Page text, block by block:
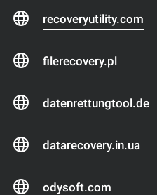
recoveryutility.com
filerecovery.pl
datenrettungtool.de
datarecovery.in.ua
odysoft.com